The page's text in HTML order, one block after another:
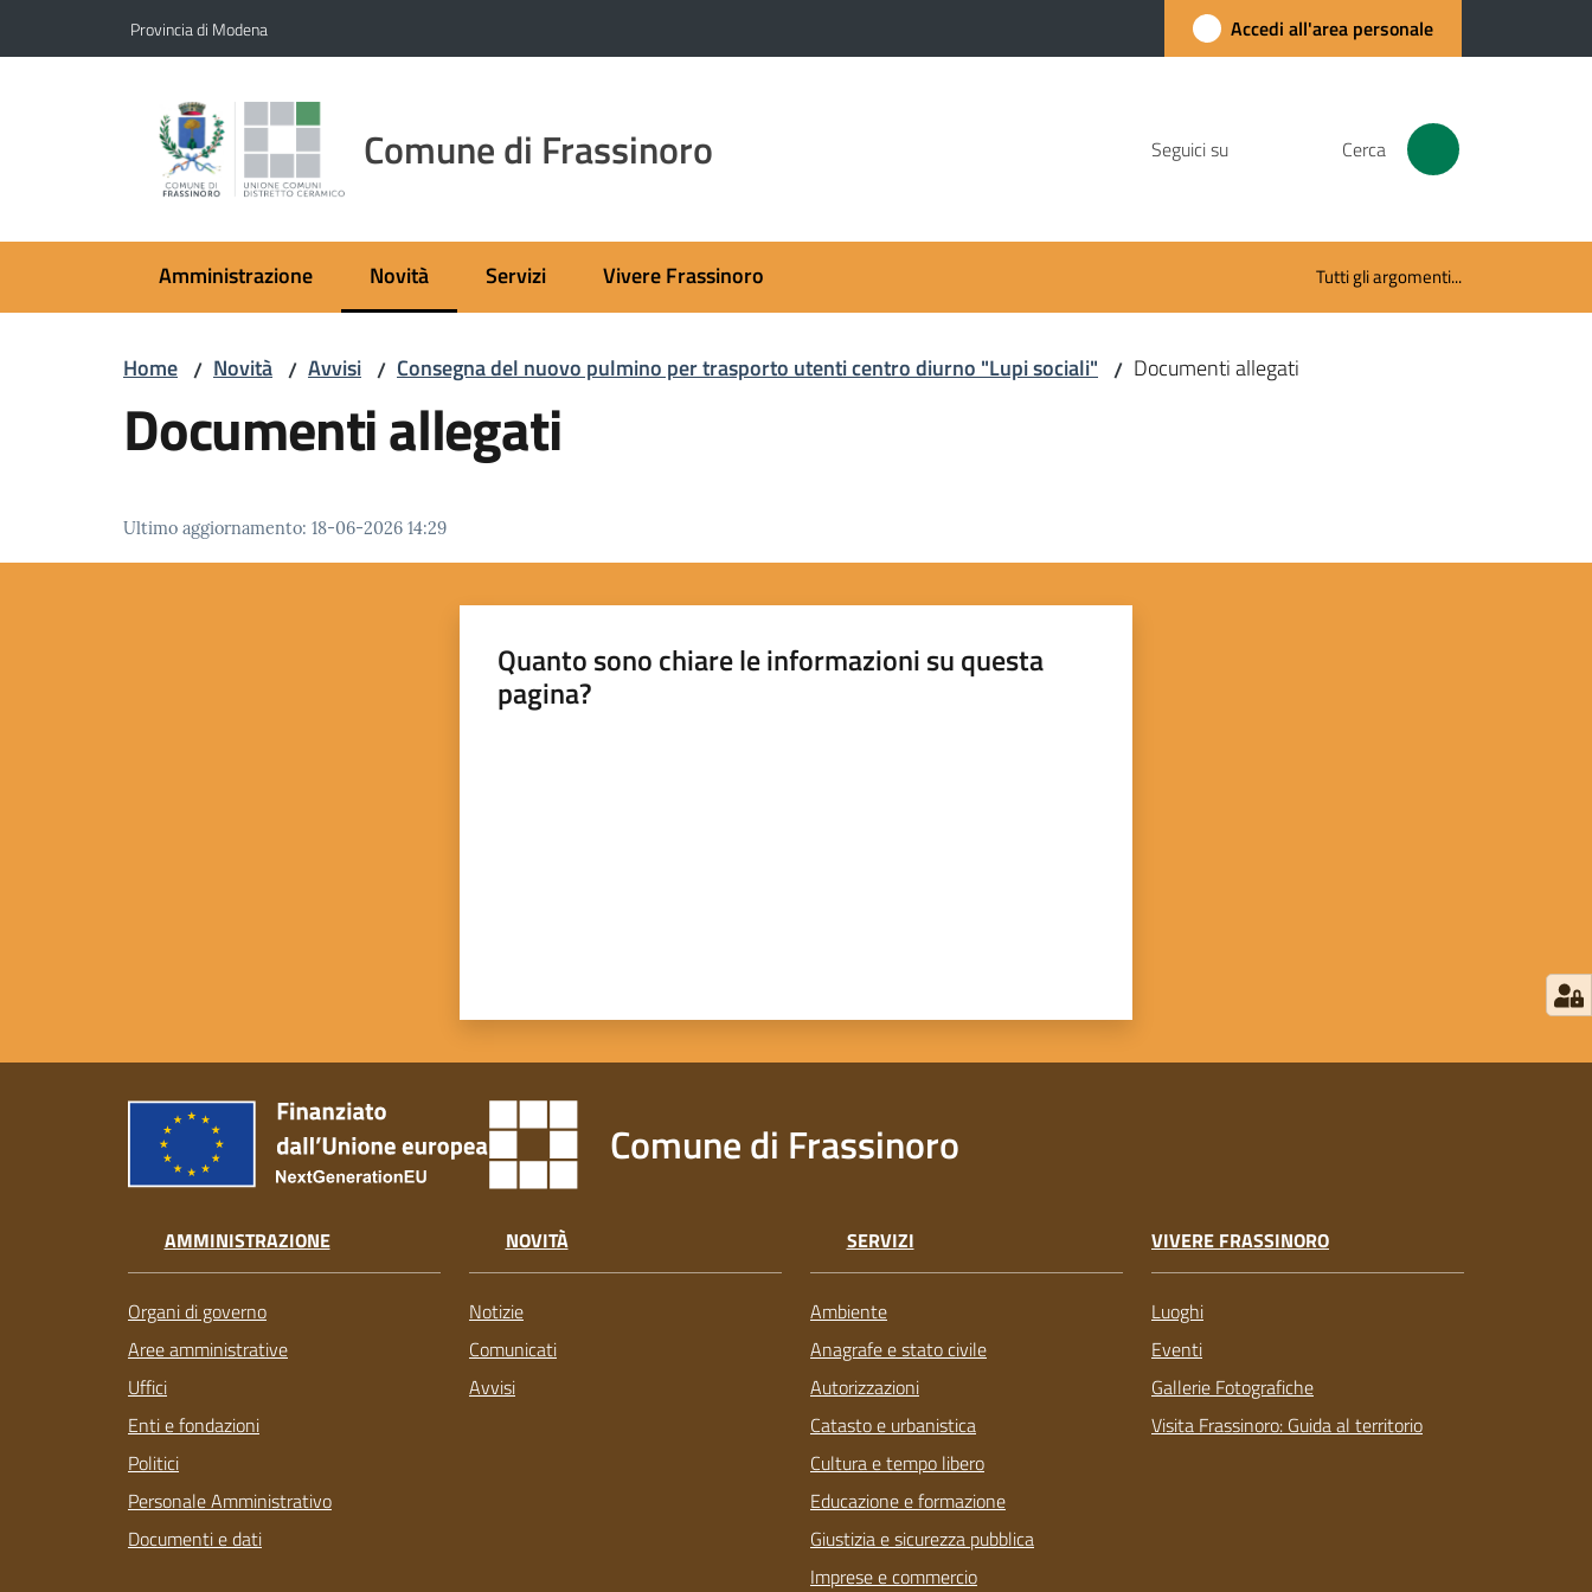
Provincia di Modena Accedi all'area personale
Comune di Frassinoro Seguici su Cerca
Amministrazione Novità
Menu selezionato
Servizi Vivere Frassinoro Tutti gli argomenti...
Home / Novità / Avvisi / Consegna del nuovo pulmino per trasporto utenti centro diurno "Lupi sociali" / Documenti allegati
Documenti allegati
Ultimo aggiornamento: 18-06-2026 14:29
Quanto sono chiare le informazioni su questa
pagina?
Comune di Frassinoro
AMMINISTRAZIONE
Organi di governo
Aree amministrative
Uffici
Enti e fondazioni
Politici
Personale Amministrativo
Documenti e dati
NOVITÀ
Notizie
Comunicati
Avvisi
SERVIZI
Ambiente
Anagrafe e stato civile
Autorizzazioni
Catasto e urbanistica
Cultura e tempo libero
Educazione e formazione
Giustizia e sicurezza pubblica
Imprese e commercio
VIVERE FRASSINORO
Luoghi
Eventi
Gallerie Fotografiche
Visita Frassinoro: Guida al territorio